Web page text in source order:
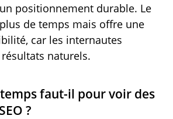
positionnement durable. Le
de temps mais offre une
car les internautes
naturels.
faut-il pour voir des
?